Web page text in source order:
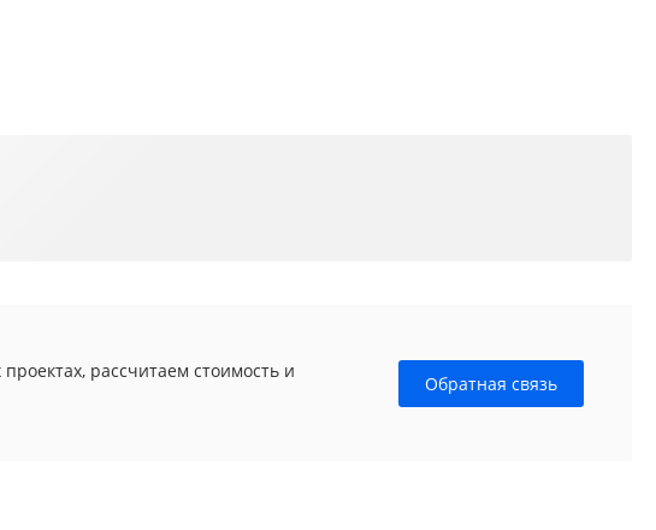
рассчитаем стоимость и
Обратная связь